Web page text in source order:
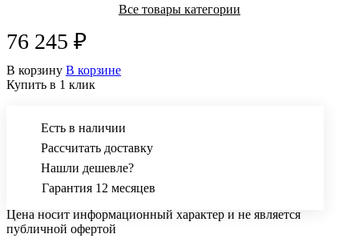
Все товары категории
76 245 ₽
В корзину В корзине
Купить в 1 клик
Есть в наличии
Рассчитать доставку
Нашли дешевле?
Гарантия 12 месяцев
Цена носит информационный характер и не является
публичной офертой